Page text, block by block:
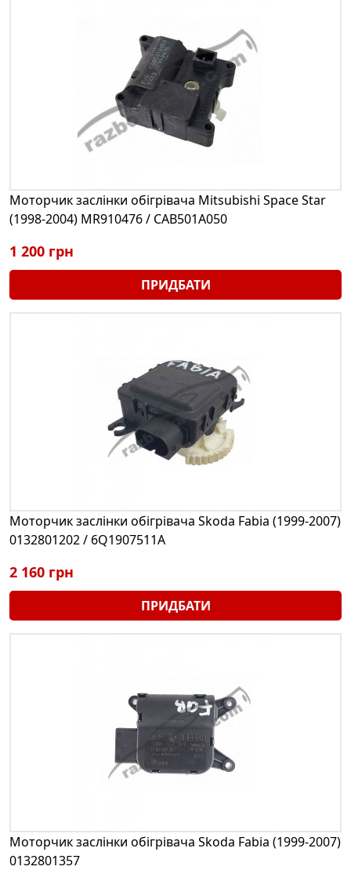
Моторчик заслінки обігрівача Mitsubishi Space Star
(1998-2004) MR910476 / CAB501A050
1 200 грн
ПРИДБАТИ
Моторчик заслінки обігрівача Skoda Fabia (1999-2007)
0132801202 / 6Q1907511A
2 160 грн
ПРИДБАТИ
Моторчик заслінки обігрівача Skoda Fabia (1999-2007)
0132801357